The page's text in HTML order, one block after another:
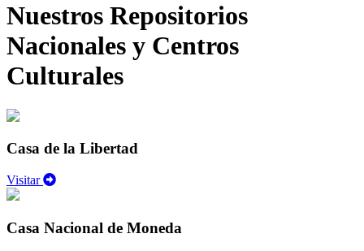
Nuestros Repositorios
Nacionales y Centros
Culturales
Casa de la Libertad
Visitar
Casa Nacional de Moneda